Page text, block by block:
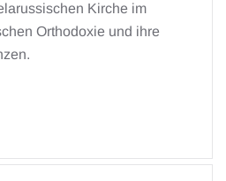
Kirche im
Orthodoxie und ihre